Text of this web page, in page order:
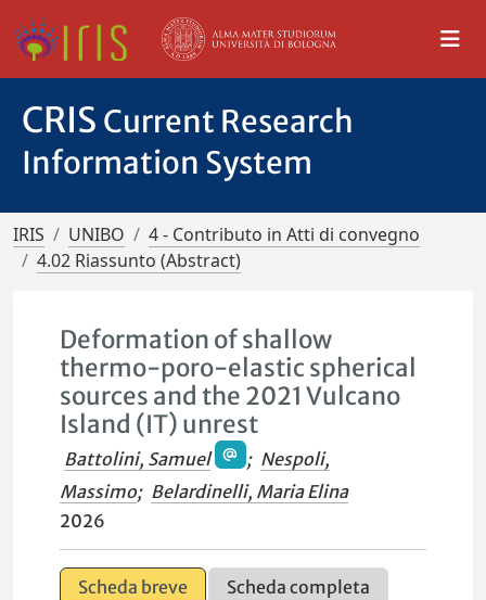
CRIS Current Research
Information System
IRIS UNIBO
4 - Contributo in Atti di convegno
4.02 Riassunto (Abstract)
Deformation of shallow
thermo-poro-elastic spherical
sources and the 2021 Vulcano
Island (IT) unrest
Battolini, Samuel ; Nespoli,
Massimo; Belardinelli, Maria Elina
2026
Scheda breve
Scheda completa